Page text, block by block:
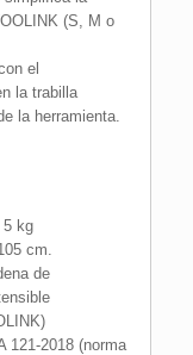
(S, M o
el
la trabilla
la herramienta.
5 kg
cm.
de
121-2018 (norma